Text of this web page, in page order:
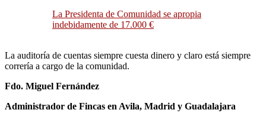
La Presidenta de Comunidad se apropia
indebidamente de 17.000 €
La auditoría de cuentas siempre cuesta dinero y claro está siempre
correría a cargo de la comunidad.
Fdo. Miguel Fernández
Administrador de Fincas en Avila, Madrid y Guadalajara